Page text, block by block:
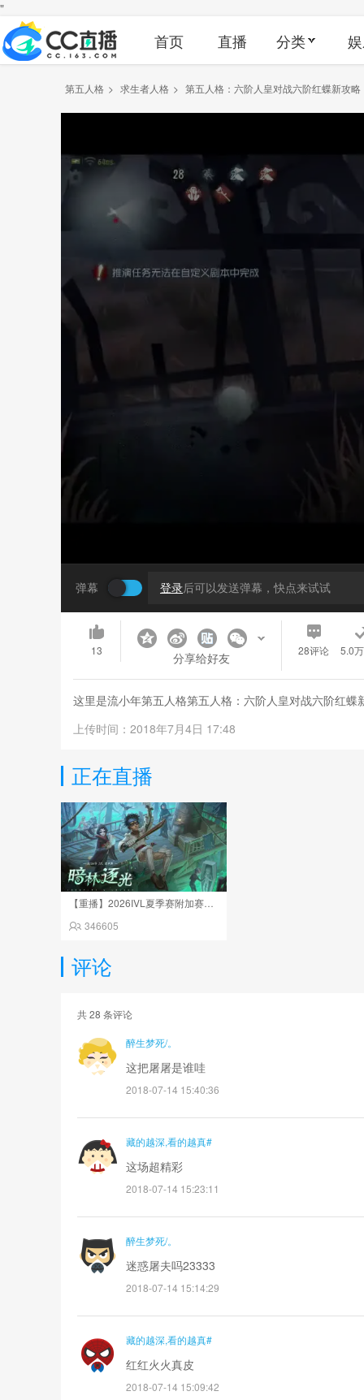
"
首页 直播 分类
第五人格 > 求生者人格 > 第五人格：六阶人皇对战六阶红蝶新攻略
弹幕 登录后可以发送弹幕，快点来试试
13 分享给好友 28评论 5.0
这里是流小年第五人格第五人格：六阶人皇对战六阶红
上传时间：2018年7月4日 17:48
正在直播
346605
评论
共28 条评论
醉生梦死/。
这把屠屠是谁哇
2018-07-14 15:40:36
藏的越深,看的越真#
这场超精彩
2018-07-14 15:23:11
醉生梦死/。
迷惑屠夫吗23333
2018-07-14 15:14:29
藏的越深,看的越真#
红红火火真皮
2018-07-14 15:09:42